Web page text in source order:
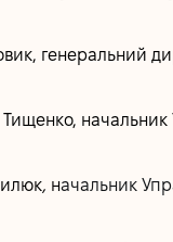
генеральний
начальник
, начальник